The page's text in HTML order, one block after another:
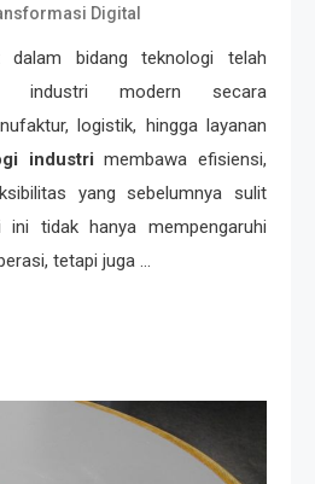
Digital
dalam bidang teknologi telah
industri modern secara
logistik, hingga layanan
industri membawa efisiensi,
yang sebelumnya sulit
ini tidak hanya mempengaruhi
tetapi juga …